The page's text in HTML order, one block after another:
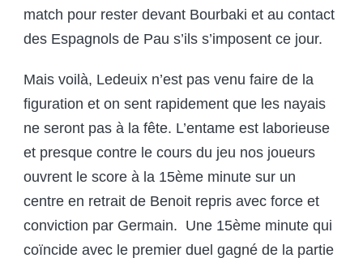
match pour rester devant Bourbaki et au contact
des Espagnols de Pau s’ils s’imposent ce jour.
Mais voilà, Ledeuix n’est pas venu faire de la
figuration et on sent rapidement que les nayais
ne seront pas à la fête. L’entame est laborieuse
et presque contre le cours du jeu nos joueurs
ouvrent le score à la 15ème minute sur un
centre en retrait de Benoit repris avec force et
conviction par Germain. Une 15ème minute qui
coïncide avec le premier duel gagné de la partie